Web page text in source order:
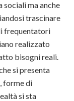
sociali ma anche
trascinare
frequentatori
realizzato
bisogni reali.
si presenta
forme di
si sta